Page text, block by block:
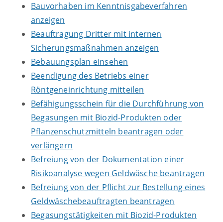
Bauvorhaben im Kenntnisgabeverfahren
anzeigen
Beauftragung Dritter mit internen
Sicherungsmaßnahmen anzeigen
Bebauungsplan einsehen
Beendigung des Betriebs einer
Röntgeneinrichtung mitteilen
Befähigungsschein für die Durchführung von
Begasungen mit Biozid-Produkten oder
Pflanzenschutzmitteln beantragen oder
verlängern
Befreiung von der Dokumentation einer
Risikoanalyse wegen Geldwäsche beantragen
Befreiung von der Pflicht zur Bestellung eines
Geldwäschebeauftragten beantragen
Begasungstätigkeiten mit Biozid-Produkten